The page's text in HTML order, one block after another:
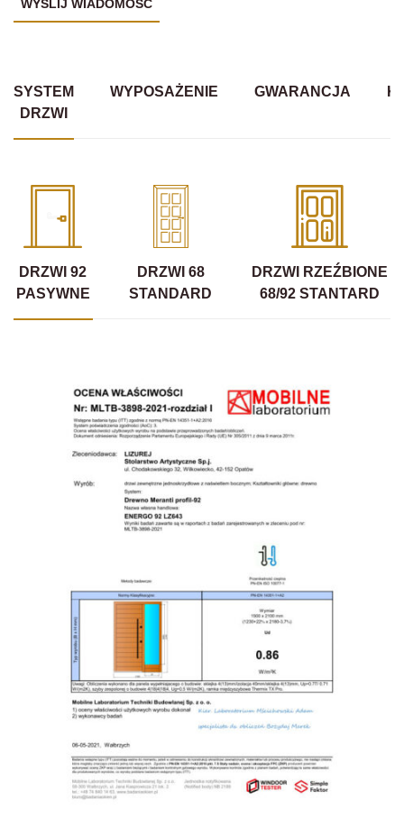
SYSTEM
DRZWI
WYPOSAŻENIE GWARANCJA
DRZWI 92
PASYWNE
DRZWI 68
STANDARD
DRZWI RZEŹBIONE
68/92 STANTARD